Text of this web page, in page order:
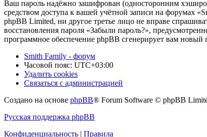
Ваш пароль надёжно зашифрован (односторонним
средством доступа к вашей учётной записи на форумах
phpBB Limited, ни другое третье лицо не вправе
восстановления пароля «Забыли пароль?»,
программное обеспечение phpBB сгенерирует вам новый
Smith Family - форум
Часовой пояс: UTC+03:00
Удалить cookies
Связаться с администрацией
Создано на основе phpBB® Forum Software © phpBB
Русская поддержка phpBB
Конфиденциальность | Правила